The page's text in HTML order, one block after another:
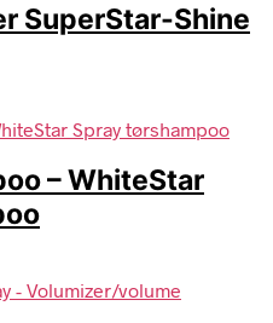
SuperStar-Shine
– WhiteStar